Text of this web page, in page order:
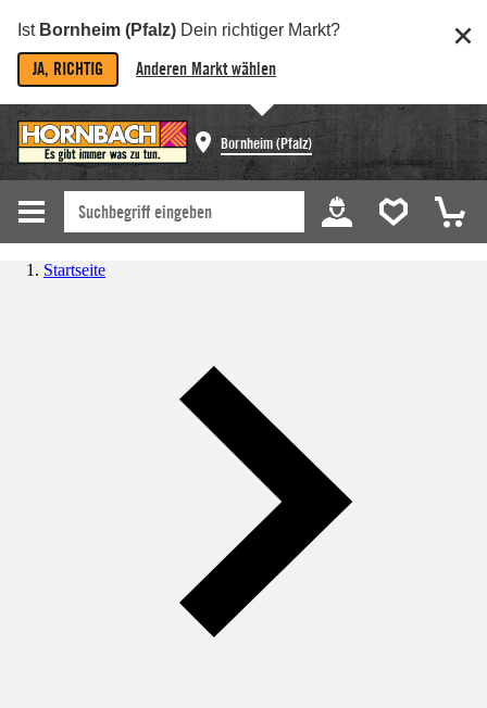
Ist Bornheim (Pfalz) Dein richtiger Markt?
JA, RICHTIG Anderen Markt wählen
Bornheim (Pfalz)
Startseite